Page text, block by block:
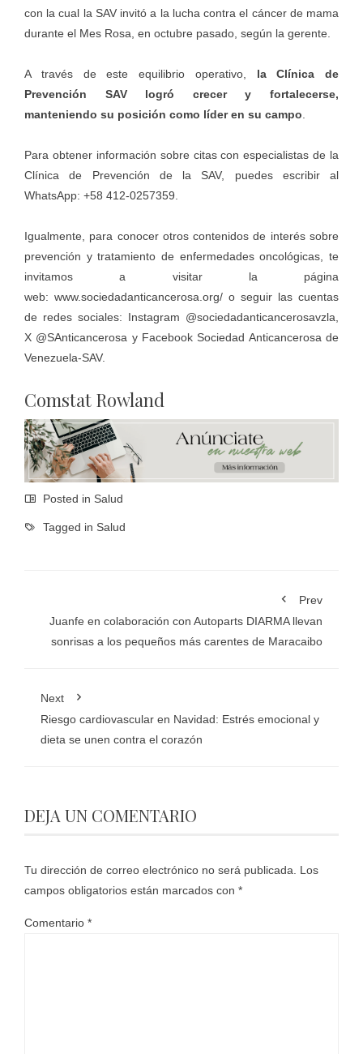
con la cual la SAV invitó a la lucha contra el cáncer de mama
durante el Mes Rosa, en octubre pasado, según la gerente.
A través de este equilibrio operativo, la Clínica de
Prevención SAV logró crecer y fortalecerse,
manteniendo su posición como líder en su campo.
Para obtener información sobre citas con especialistas de la
Clínica de Prevención de la SAV, puedes escribir al
WhatsApp: +58 412-0257359.
Igualmente, para conocer otros contenidos de interés sobre
prevención y tratamiento de enfermedades oncológicas, te
invitamos a visitar la página
web: www.sociedadanticancerosa.org/ o seguir las cuentas
de redes sociales: Instagram @sociedadanticancerosavzla,
X @SAnticancerosa y Facebook Sociedad Anticancerosa de
Venezuela-SAV.
Comstat Rowland
Posted in Salud
Tagged in Salud
Prev
Juanfe en colaboración con Autoparts DIARMA llevan
sonrisas a los pequeños más carentes de Maracaibo
Next
Riesgo cardiovascular en Navidad: Estrés emocional y
dieta se unen contra el corazón
DEJA UN COMENTARIO
Tu dirección de correo electrónico no será publicada.
Los
campos obligatorios están marcados con *
Comentario *